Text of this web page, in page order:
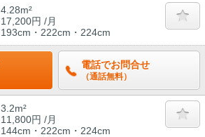
4.28m²
17,200円 /月
193cm・222cm・224cm
電話でお問合せ
（通話無料）
3.2m²
11,800円 /月
144cm・222cm・224cm